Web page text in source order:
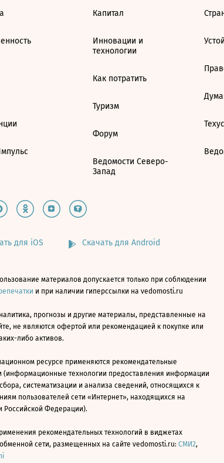
Капитал
Инновации и
технологии
Как потратить
Туризм
Форум
Ведомости Северо-
Запад
для iOS Скачать для Android
материалов допускается только при соблюдении
и при наличии гиперссылки на vedomosti.ru
прогнозы и другие материалы, представленные на
не являются офертой или рекомендацией к покупке или
либо активов.
ресурсе применяются рекомендательные
(информационные технологии предоставления информации
систематизации и анализа сведений, относящихся к
пользователей сети «Интернет», находящихся на
Российской Федерации).
рекомендательных технологий в виджетах
сети, размещенных на сайте vedomosti.ru: СМИ2,